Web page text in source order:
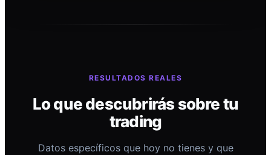
RESULTADOS REALES
Lo que descubrirás sobre tu
trading
Datos específicos que hoy no tienes y que